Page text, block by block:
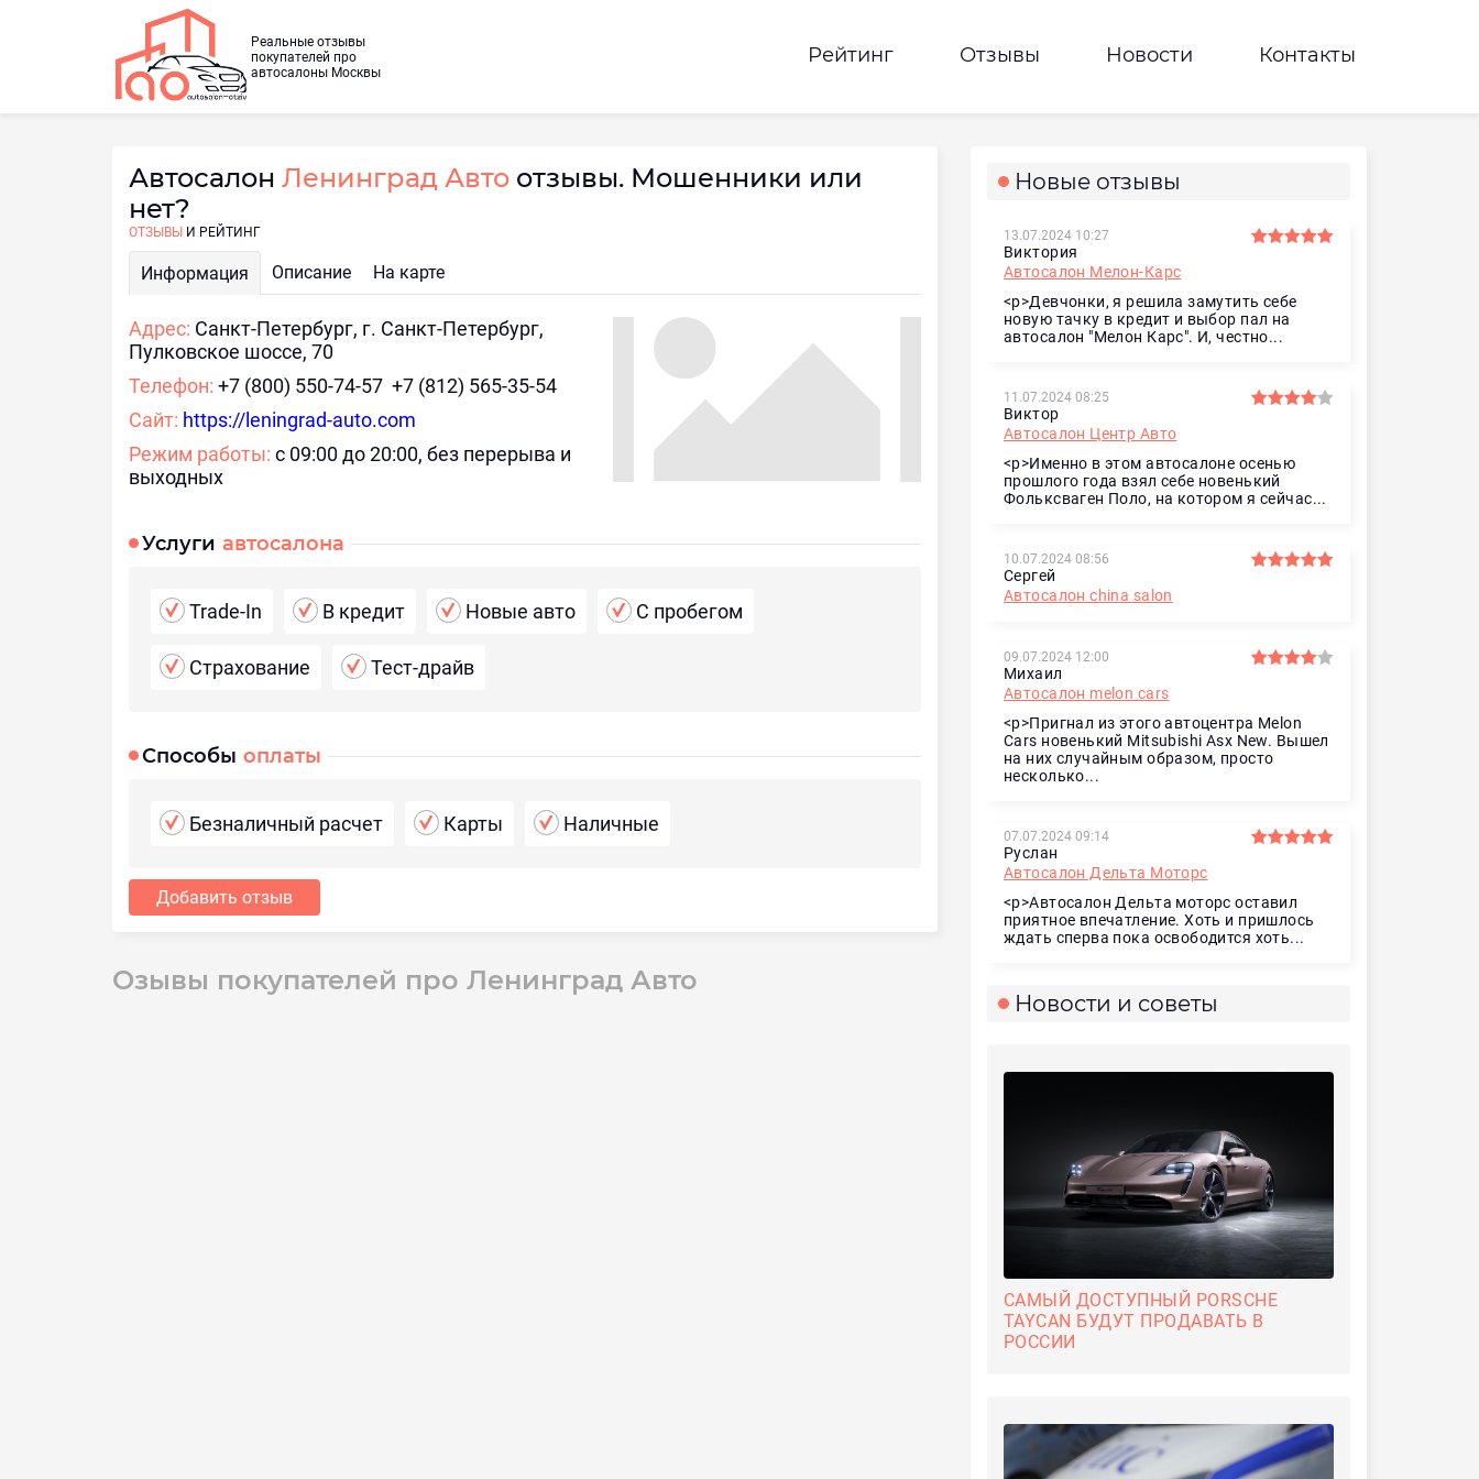
Реальные отзывы
покупателей про
автосалоны Москвы
Рейтинг Отзывы Новости Контакты
Автосалон Ленинград Авто отзывы. Мошенники или
нет?
ОТЗЫВЫ И РЕЙТИНГ
Информация Описание На карте
Адрес: Санкт-Петербург, г. Санкт-Петербург,
Пулковское шоссе, 70
Телефон: +7 (800) 550-74-57 +7 (812) 565-35-54
Сайт: https://leningrad-auto.com
Режим работы: с 09:00 до 20:00, без перерыва и
выходных
Услуги автосалона
Trade-In В кредит Новые авто С пробегом
Страхование Тест-драйв
Способы оплаты
Безналичный расчет Карты Наличные
Добавить отзыв
Озывы покупателей про Ленинград Авто
Новые отзывы
13.07.2024 10:27
Виктория
Автосалон Мелон-Карс
<p>Девчонки, я решила замутить себе
новую тачку в кредит и выбор пал на
автосалон "Мелон Карс". И, честно...
11.07.2024 08:25
Виктор
Автосалон Центр Авто
<p>Именно в этом автосалоне осенью
прошлого года взял себе новенький
Фольксваген Поло, на котором я сейчас...
10.07.2024 08:56
Сергей
Автосалон china salon
09.07.2024 12:00
Михаил
Автосалон melon cars
<p>Пригнал из этого автоцентра Melon
Cars новенький Mitsubishi Asx New. Вышел
на них случайным образом, просто
несколько...
07.07.2024 09:14
Руслан
Автосалон Дельта Моторс
<p>Автосалон Дельта моторс оставил
приятное впечатление. Хоть и пришлось
ждать сперва пока освободится хоть...
Новости и советы
САМЫЙ ДОСТУПНЫЙ PORSCHE
TAYCAN БУДУТ ПРОДАВАТЬ В
РОССИИ